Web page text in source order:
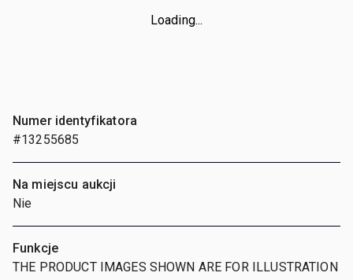
Loading...
Numer identyfikatora
#13255685
Na miejscu aukcji
Nie
Funkcje
THE PRODUCT IMAGES SHOWN ARE FOR ILLUSTRATION